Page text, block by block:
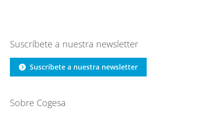
Suscríbete a nuestra newsletter
Suscríbete a nuestra newsletter
Sobre Cogesa